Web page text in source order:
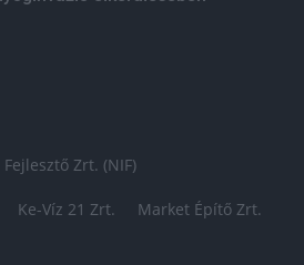
Zrt. (NIF)
Ke-Víz 21 Zrt. Market Építő Zrt.